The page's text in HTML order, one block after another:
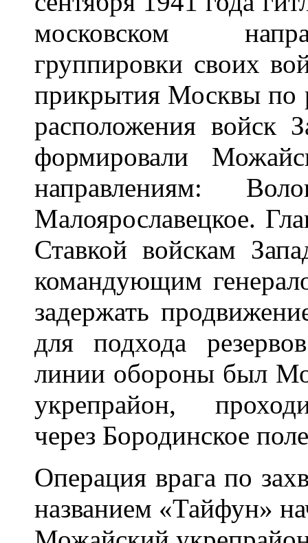
московском
группировки своих
прикрытия Москвы по
расположения войск
формировали
направлениям:
Малоярославецкое.
Ставкой войскам
командующим
задержать
для подхода
линии обороны был
укрепрайон,
через Бородинское
Операция врага по
названием «Тайфун»